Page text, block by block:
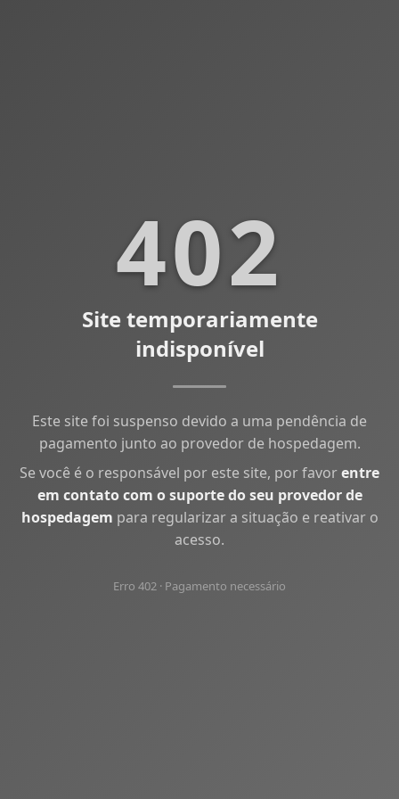
402
Site temporariamente
indisponível
Este site foi suspenso devido a uma pendência de
pagamento junto ao provedor de hospedagem.
Se você é o responsável por este site, por favorentre
em contato com o suporte do seu provedor de
hospedagem para regularizar a situação e reativar o
acesso.
Erro 402 · Pagamento necessário